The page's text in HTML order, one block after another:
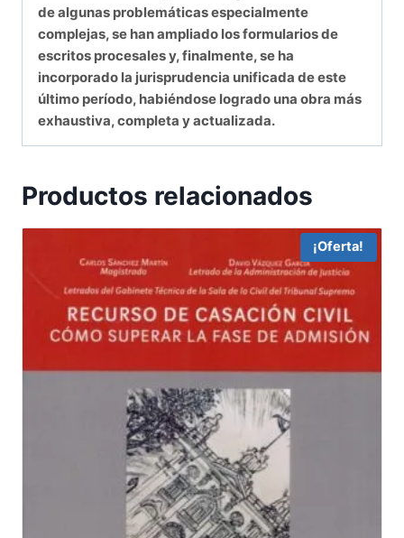
de algunas problemáticas especialmente
complejas, se han ampliado los formularios de
escritos procesales y, finalmente, se ha
incorporado la jurisprudencia unificada de este
último período, habiéndose logrado una obra más
exhaustiva, completa y actualizada.
Productos relacionados
¡Oferta!